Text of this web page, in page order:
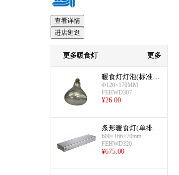
预览
查看详情
进店逛逛
更多暖食灯 更多
暖食灯灯泡(标准
色-专业防爆灯泡)
Φ120×170MM
FEHWD307
¥26.00
条形暖食灯(单排热
源-600)
600×166×70mm
FEHWD320
¥675.00